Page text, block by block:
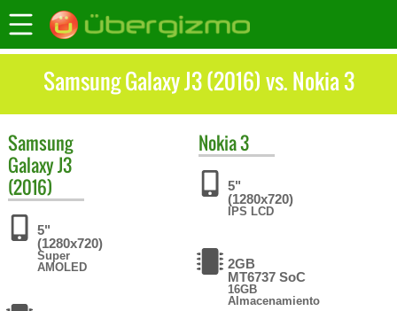
Samsung Galaxy J3 (2016) vs. Nokia 3
Samsung
Galaxy J3
(2016)
5"
(1280x720)
Super
AMOLED
Nokia3
5"
(1280x720)
IPS LCD
2GB
MT6737 SoC
16GB
Almacenamiento